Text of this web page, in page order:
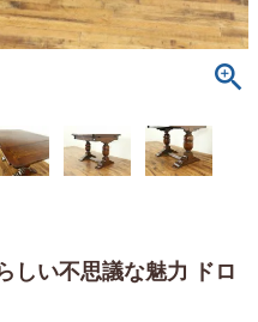
しい不思議な魅力 ドロ